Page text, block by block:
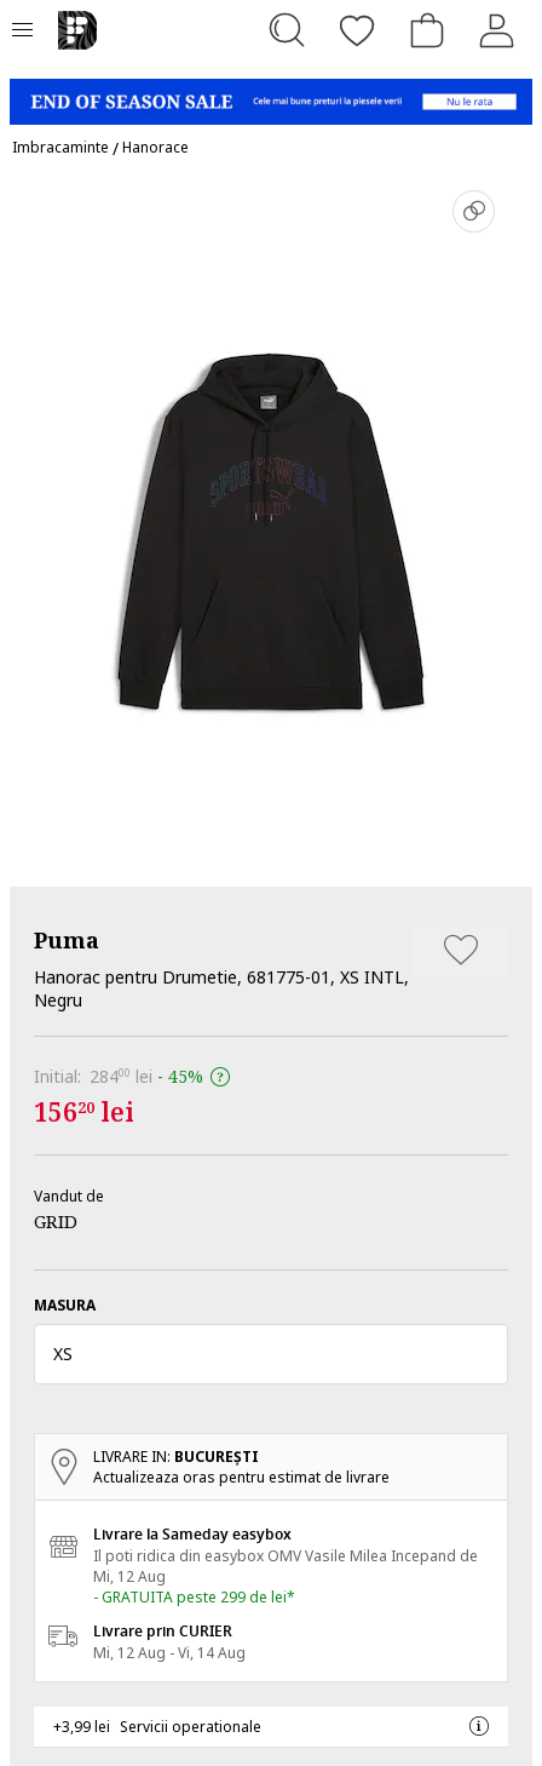
Imbracaminte /Hanorace
Puma
Hanorac pentru Drumetie, 681775-01, XS INTL,
Negru
Initial: 28400 lei - 45%
15620 lei
Vandut de
GRID
MASURA
XS
LIVRARE IN: BUCUREŞTI
Actualizeaza oras pentru estimat de livrare
Livrare la Sameday easybox
Il poti ridica din easybox OMV Vasile Milea Incepand de
Mi, 12 Aug
- GRATUITA peste 299 de lei*
Livrare prin CURIER
Mi, 12 Aug - Vi, 14 Aug
+3,99 lei Servicii operationale